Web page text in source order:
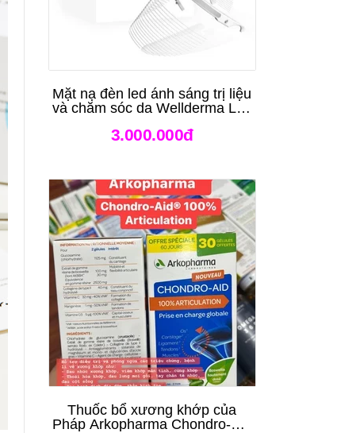
Mặt nạ đèn led ánh sáng trị liệu
và chăm sóc da Wellderma Led
Mask
3.000.000đ
Thuốc bổ xương khớp của
Pháp Arkopharma Chondro-Aid